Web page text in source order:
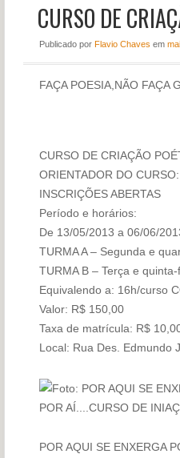
CURSO DE
Publicado por Flavio Chaves em
FAÇA POESIA,NÃO FAÇA
CURSO DE CRIAÇÃO
ORIENTADOR DO
INSCRIÇÕES ABERTAS
Período e horários:
De 13/05/2013 a 06/06/
TURMA A – Segunda e
TURMA B – Terça e
Equivalendo a: 16h/curso
Valor: R$ 150,00
Taxa de matrícula: R$
Local: Rua Des. Edmundo
POR AQUI SE ENXERGA